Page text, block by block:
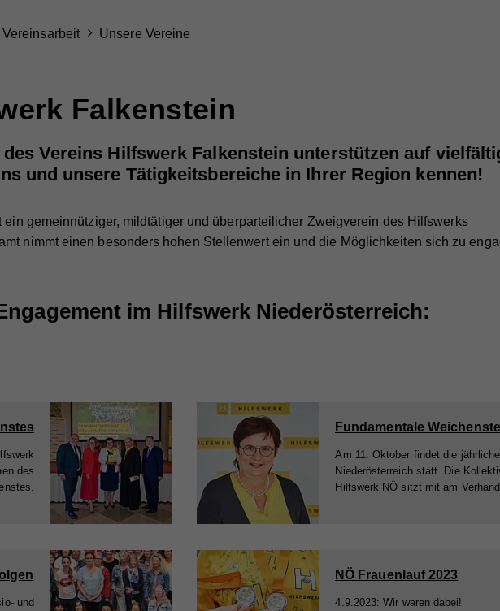
Vereinsarbeit Unsere Vereine
Falkenstein
Vereins Hilfswerk Falkenstein unterstützen auf
und unsere Tätigkeitsbereiche in Ihrer Region kennen!
ein gemeinnütziger, mildtätiger und überparteilicher Zweigverein des Hilfswerks
nimmt einen besonders hohen Stellenwert ein und die Möglichkeiten sich zu
im Hilfswerk Niederösterreich:
des
Fundamentale
Am 11. Oktober findet die
Niederösterreich statt. Die
Hilfswerk NÖ sitzt mit am
und
NÖ Frauenlauf 2023
4.9.2023: Wir waren dabei!